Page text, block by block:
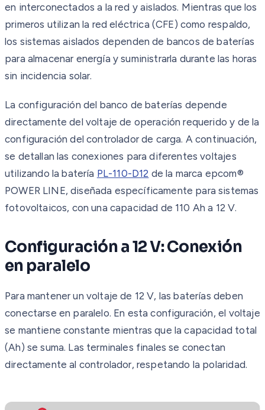
en interconectados a la red y aislados. Mientras que los
primeros utilizan la red eléctrica (CFE) como respaldo,
los sistemas aislados dependen de bancos de baterías
para almacenar energía y suministrarla durante las horas
sin incidencia solar.
La configuración del banco de baterías depende
directamente del voltaje de operación requerido y de la
configuración del controlador de carga. A continuación,
se detallan las conexiones para diferentes voltajes
utilizando la batería PL-110-D12 de la marca epcom®
POWER LINE, diseñada específicamente para sistemas
fotovoltaicos, con una capacidad de 110 Ah a 12 V.
Configuración a 12 V: Conexión
en paralelo
Para mantener un voltaje de 12 V, las baterías deben
conectarse en paralelo. En esta configuración, el voltaje
se mantiene constante mientras que la capacidad total
(Ah) se suma. Las terminales finales se conectan
directamente al controlador, respetando la polaridad.